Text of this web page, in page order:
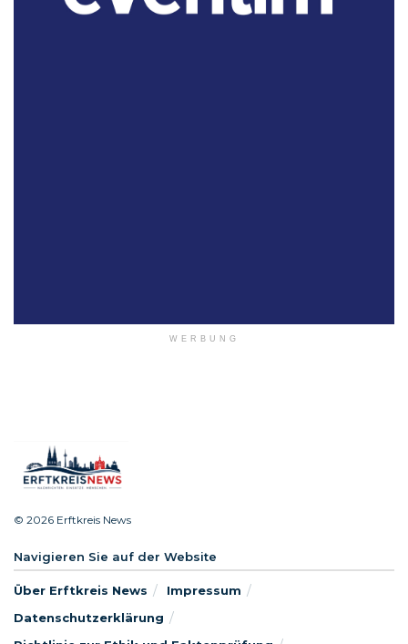
WERBUNG
© 2026 Erftkreis News
Navigieren Sie auf der Website
Über Erftkreis News
Impressum
Datenschutzerklärung